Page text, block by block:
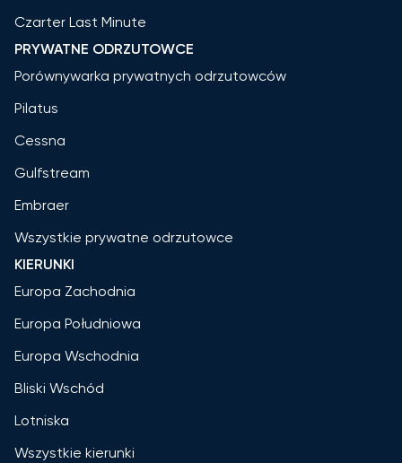
Czarter Last Minute
PRYWATNE ODRZUTOWCE
Porównywarka prywatnych odrzutowców
Pilatus
Cessna
Gulfstream
Embraer
Wszystkie prywatne odrzutowce
KIERUNKI
Europa Zachodnia
Europa Południowa
Europa Wschodnia
Bliski Wschód
Lotniska
Wszystkie kierunki